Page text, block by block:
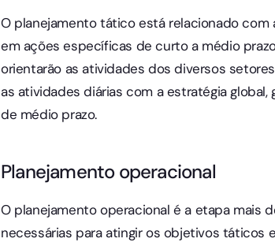
O planejamento tático está relacionado
em ações específicas de curto a médio
orientarão as atividades dos diversos
as atividades diárias com a estratégia
de médio prazo.
Planejamento operacional
O planejamento operacional é a etapa mais
necessárias para atingir os objetivos táticos